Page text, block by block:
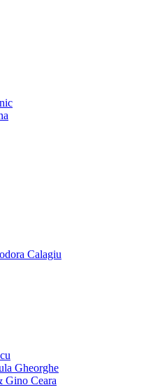
Calagiu
Gheorghe
Gino Ceara